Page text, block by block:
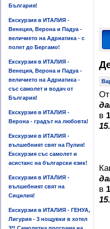
България!
Екскурзия в ИТАЛИЯ -
Венеция, Верона и Падуа -
величието на Адриатика - с
полет до Бергамо!
Екскурзия в ИТАЛИЯ -
Венеция, Верона и Падуа -
величието на Адриатика -
със самолет и водач от
България!
Екскурзия в ИТАЛИЯ -
Верона - градът на любовта!
Екскурзия в ИТАЛИЯ -
вълшебният свят на Пулия!
Екскурзия със самолет и
асистанс на български език!
Екскурзия в ИТАЛИЯ -
вълшебният свят на
Сицилия!
Екскурзия в ИТАЛИЯ - ГЕНУА,
Лигурия - 3 нощувки в хотел
в
в